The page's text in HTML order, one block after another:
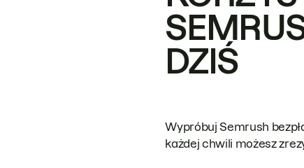
DZIŚ
Wypróbuj Semrush
każdej chwili możesz